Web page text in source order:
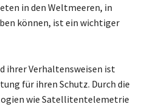
in den Weltmeeren, in
können, ist ein wichtiger
ihrer Verhaltensweisen ist
für ihren Schutz. Durch die
wie Satellitentelemetrie